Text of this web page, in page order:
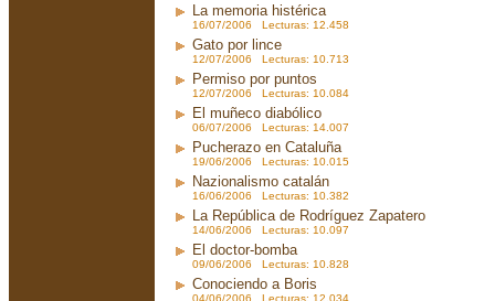
La memoria histérica
16/07/2006 Lecturas: 12.458
Gato por lince
12/07/2006 Lecturas: 10.713
Permiso por puntos
12/07/2006 Lecturas: 10.084
El muñeco diabólico
06/07/2006 Lecturas: 14.007
Pucherazo en Cataluña
19/06/2006 Lecturas: 10.015
Nazionalismo catalán
16/06/2006 Lecturas: 10.382
La República de Rodríguez Zapatero
14/06/2006 Lecturas: 10.097
El doctor-bomba
09/06/2006 Lecturas: 10.828
Conociendo a Boris
04/06/2006 Lecturas: 12.034